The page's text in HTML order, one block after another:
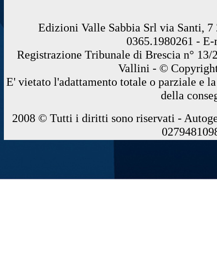
Edizioni Valle Sabbia Srl via Santi, 7
0365.1980261 -
Registrazione Tribunale di Brescia n°
Vallini - ©
E' vietato l'adattamento totale o parziale e
della
2008 © Tutti i diritti sono riservati -